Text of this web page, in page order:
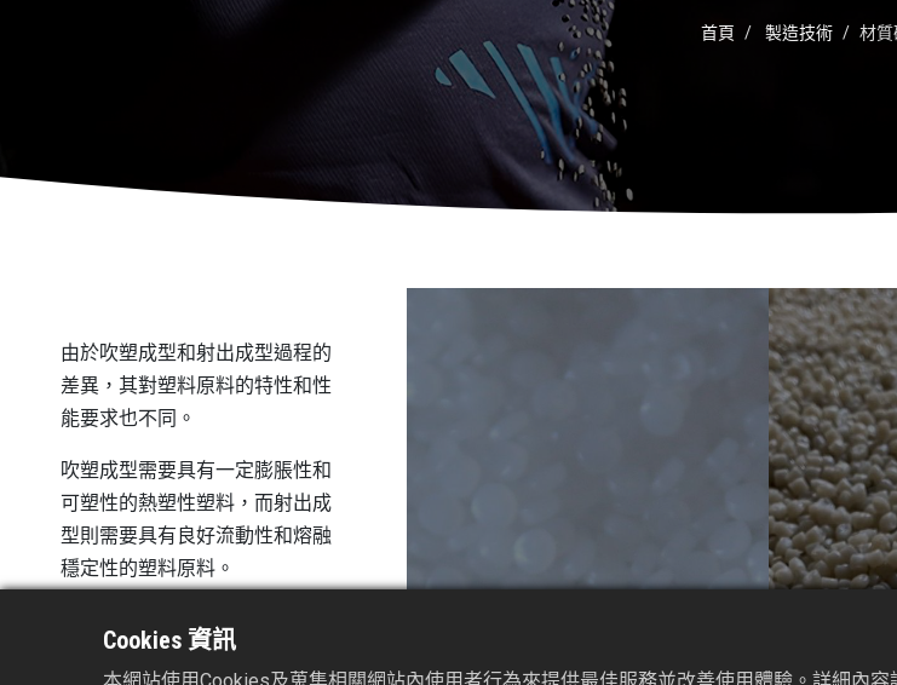
首頁 製造技術 材質
由於吹塑成型和射出成型過程的
差異，其對塑料原料的特性和性
能要求也不同。
吹塑成型需要具有一定膨脹性和
可塑性的熱塑性塑料，而射出成
型則需要具有良好流動性和熔融
穩定性的塑料原料。
Cookies 資訊